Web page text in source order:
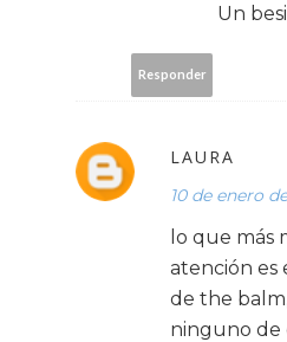
Un
Responder
LAURA
10 de enero
lo que más
atención es
de the
ninguno de